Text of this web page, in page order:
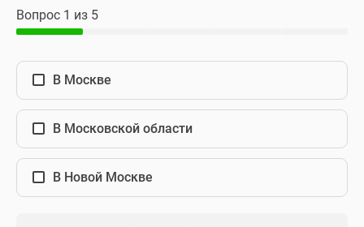
Вопрос 1 из 5
В Москве
В Московской области
В Новой Москве